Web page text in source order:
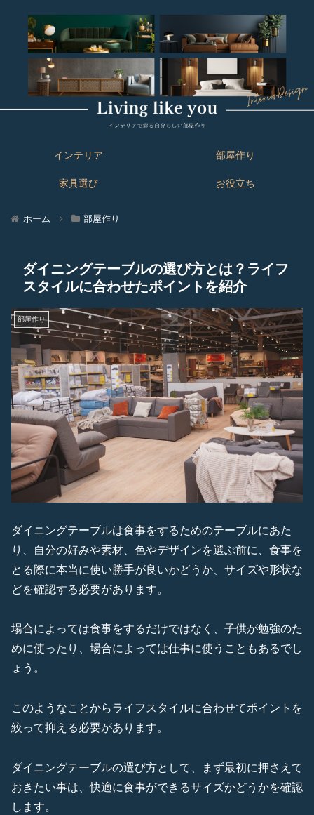
インテリア 部屋作り
家具選び お役立ち
ホーム 部屋作り
ダイニングテーブルの選び方とは？ライフ
スタイルに合わせたポイントを紹介
部屋作り
ダイニングテーブルは食事をするためのテーブルにあた
り、自分の好みや素材、色やデザインを選ぶ前に、食事を
とる際に本当に使い勝手が良いかどうか、サイズや形状な
どを確認する必要があります。
場合によっては食事をするだけではなく、子供が勉強のた
めに使ったり、場合によっては仕事に使うこともあるでし
ょう。
このようなことからライフスタイルに合わせてポイントを
絞って抑える必要があります。
ダイニングテーブルの選び方として、まず最初に押さえて
おきたい事は、快適に食事ができるサイズかどうかを確認
します。